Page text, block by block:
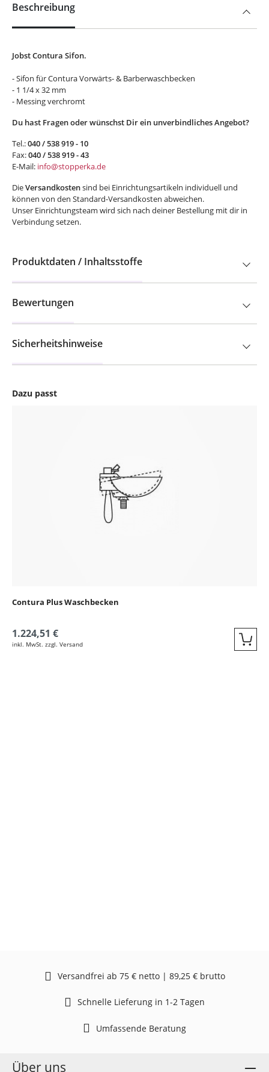
Dazu passt
Contura Plus Waschbecken
1.224,51 €
inkl. MwSt. zzgl. Versand
Beschreibung
Jobst Contura Sifon.
- Sifon für Contura Vorwärts- & Barberwaschbecken
- 1 1/4 x 32 mm
- Messing verchromt
Du hast Fragen oder wünschst Dir ein unverbindliches Angebot?
Tel.:040 / 538 919 - 10
Fax:040 / 538 919 - 43
E-Mail: info@stopperka.de
DieVersandkostensind bei Einrichtungsartikeln individuell und
können von den Standard-Versandkosten abweichen.
Unser Einrichtungsteam wird sich nach deiner Bestellung mit dir in
Verbindung setzen.
Produktdaten / Inhaltsstoffe
Bewertungen
Sicherheitshinweise
Versandfrei ab 75 € netto | 89,25 € brutto
Schnelle Lieferung in 1-2 Tagen
Umfassende Beratung
Über uns